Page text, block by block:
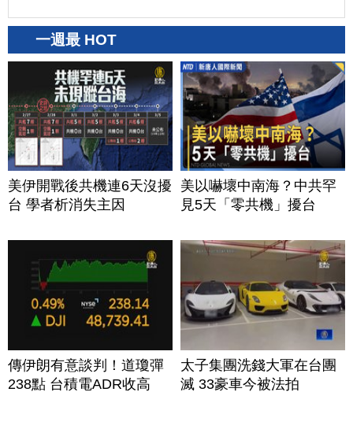
一週最 HOT
美伊開戰後共機連6天沒擾
台 學者析消失主因
美以嚇壞中南海？中共罕
見5天「零共機」擾台
傳伊朗有意談判！道瓊彈
238點 台積電ADR收高
太子集團洗錢大軍在台團
滅 33豪車今被法拍